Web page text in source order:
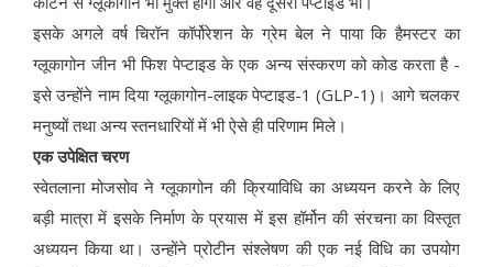
इसके अगले वर्ष चिरॉन कॉर्पोरेशन के ग्रेम बेल ने पाया कि हैमस्टर का
ग्लूकागोन जीन भी फिश पेप्टाइड के एक अन्य संस्करण को कोड करता है -
इसे उन्होंने नाम दिया ग्लूकागोन-लाइक पेप्टाइड-1 (GLP-1)। आगे चलकर
मनुष्यों तथा अन्य स्तनधारियों में भी ऐसे ही परिणाम मिले।
एक उपेक्षित चरण
स्वेतलाना मोजसोव ने ग्लूकागोन की क्रियाविधि का अध्ययन करने के लिए
बड़ी मात्रा में इसके निर्माण के प्रयास में इस हॉर्मोन की संरचना का विस्तृत
अध्ययन किया था। उन्होंने प्रोटीन संश्लेषण की एक नई विधि का उपयोग